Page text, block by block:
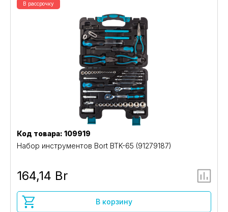
В рассрочку
Код товара: 109919
Набор инструментов Bort BTK-65 (91279187)
164,14 Br
В корзину